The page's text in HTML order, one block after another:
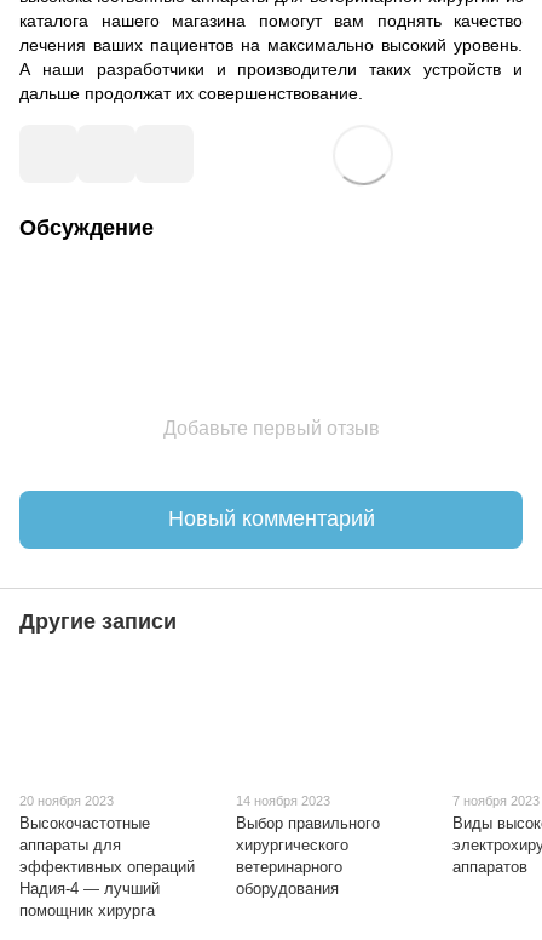
каталога нашего магазина помогут вам поднять качество
лечения ваших пациентов на максимально высокий уровень.
А наши разработчики и производители таких устройств и
дальше продолжат их совершенствование.
Обсуждение
Добавьте первый отзыв
Новый комментарий
Другие записи
20 ноября 2023
Высокочастотные
аппараты для
эффективных операций
Надия-4 — лучший
помощник хирурга
14 ноября 2023
Выбор правильного
хирургического
ветеринарного
оборудования
7 ноября 2023
Виды
аппаратов